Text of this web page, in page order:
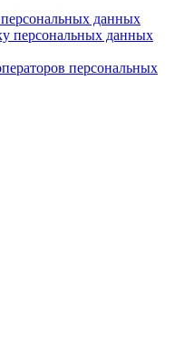
данных
персональных данных
персональных